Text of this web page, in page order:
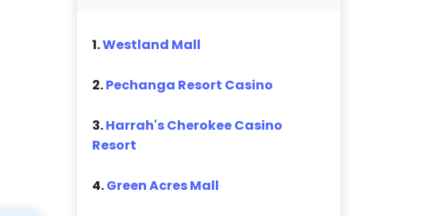
1.Westland Mall
2.Pechanga Resort Casino
3.Harrah's Cherokee Casino
Resort
4.Green Acres Mall